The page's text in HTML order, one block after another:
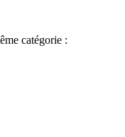
catégorie :